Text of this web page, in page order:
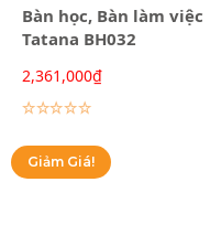
Bàn học, Bàn làm việc
Tatana BH032
2,361,000₫
Lựa chọn các tùy chọn
Giảm Giá!